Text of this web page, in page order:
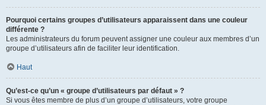
Pourquoi certains groupes d’utilisateurs apparaissent dans une couleur
différente ?
Les administrateurs du forum peuvent assigner une couleur aux membres d’un
groupe d’utilisateurs afin de faciliter leur identification.
Haut
Qu’est-ce qu’un « groupe d’utilisateurs par défaut » ?
Si vous êtes membre de plus d’un groupe d’utilisateurs, votre groupe